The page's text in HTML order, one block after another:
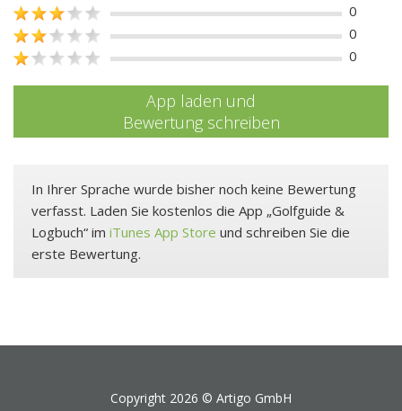
0
0
0
App laden und
Bewertung schreiben
In Ihrer Sprache wurde bisher noch keine Bewertung
verfasst. Laden Sie kostenlos die App „Golfguide &
Logbuch“ im iTunes App Store und schreiben Sie die
erste Bewertung.
Copyright 2026 © Artigo GmbH